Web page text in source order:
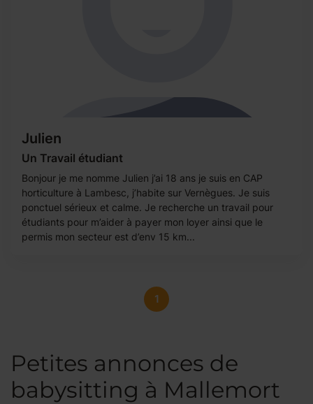
Julien
Un Travail étudiant
Bonjour je me nomme Julien j’ai 18 ans je suis en CAP
horticulture à Lambesc, j’habite sur Vernègues. Je suis
ponctuel sérieux et calme. Je recherche un travail pour
étudiants pour m’aider à payer mon loyer ainsi que le
permis mon secteur est d’env 15 km...
1
Petites annonces de
babysitting à Mallemort